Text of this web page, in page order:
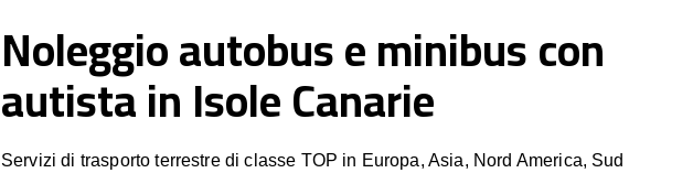
Noleggio autobus e minibus con
autista in Isole Canarie
Servizi di trasporto terrestre di classe TOP in Europa, Asia, Nord America, Sud